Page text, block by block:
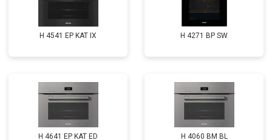
H 4541 EP KAT IX H 4271 BP SW
H 4641 EP KAT ED H 4060 BM BL